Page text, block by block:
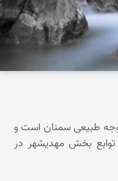
طبيعی سمنان است و
توابع بخش مهديشهر در